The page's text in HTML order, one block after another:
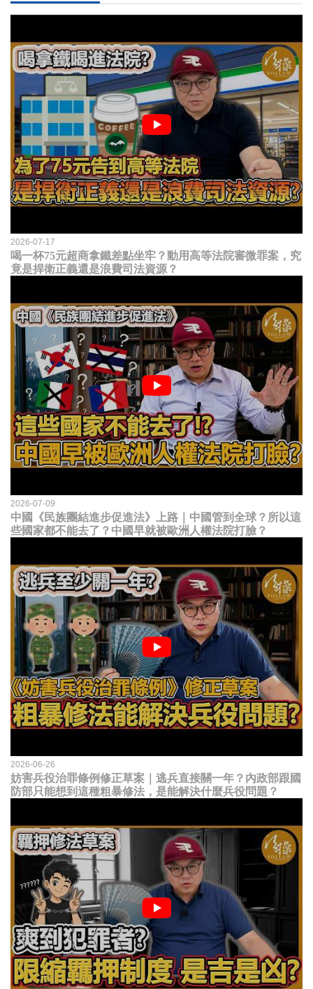
2026-07-17
喝一杯75元超商拿鐵差點坐牢？動用高等法院審微罪案，究
竟是捍衛正義還是浪費司法資源？
2026-07-09
中國《民族團結進步促進法》上路｜中國管到全球？所以這
些國家都不能去了？中國早就被歐洲人權法院打臉？
2026-06-26
妨害兵役治罪條例修正草案｜逃兵直接關一年？內政部跟國
防部只能想到這種粗暴修法，是能解決什麼兵役問題？